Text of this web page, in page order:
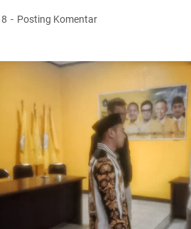
Posting Komentar